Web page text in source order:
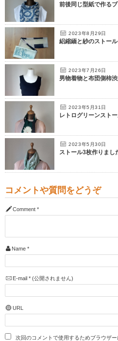
前後同じ型紙で作る
2023年8月29日
絽縮緬と紗のストール
2023年7月26日
男物着物と布団側柿
2023年5月31日
レトログリーンスト
2023年5月30日
ストール3枚作りまし
コメントや質問をどうぞ
Comment *
Name *
E-mail *(公開されません)
URL
次回のコメントで使用するためブラウザ